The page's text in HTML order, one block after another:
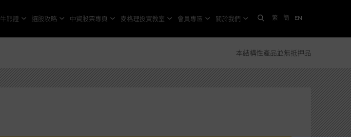
牛熊證 選股攻略 中資股票專頁 麥格理投資教室 會員專區 關於我們 繁 簡 EN
本結構性產品並無抵押品